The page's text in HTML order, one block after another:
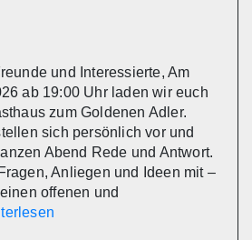
und Interessierte, Am
ab 19:00 Uhr laden wir euch
zum Goldenen Adler.
sich persönlich vor und
Abend Rede und Antwort.
Anliegen und Ideen mit –
offenen und